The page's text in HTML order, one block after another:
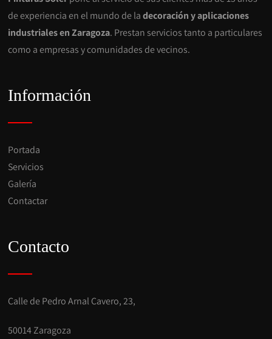
de experiencia en el mundo de ladecoración y aplicaciones
industriales en Zaragoza. Prestan servicios tanto a particulares
como a empresas y comunidades de vecinos.
Información
Portada
Servicios
Galería
Contactar
Contacto
Calle de Pedro Arnal Cavero, 23,
50014 Zaragoza